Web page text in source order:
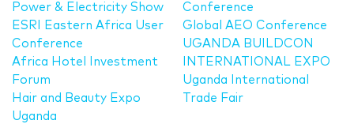
Power & Electricity Show
ESRI Eastern Africa User
Conference
Africa Hotel Investment
Forum
Hair and Beauty Expo
Uganda
Conference
Global AEO Conference
UGANDA BUILDCON
INTERNATIONAL EXPO
Uganda International
Trade Fair